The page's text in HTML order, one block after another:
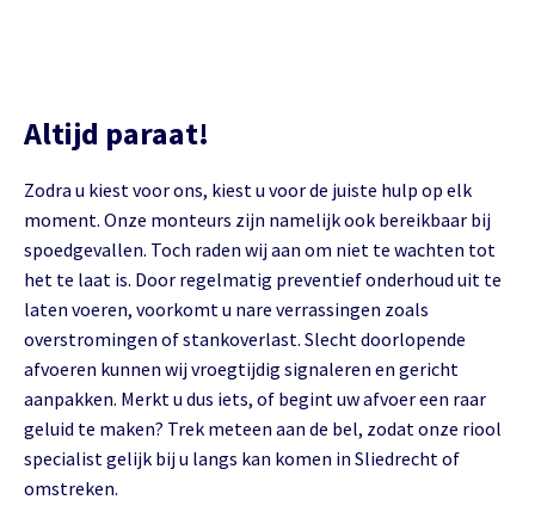
Altijd paraat!
Zodra u kiest voor ons, kiest u voor de juiste hulp op elk
moment. Onze monteurs zijn namelijk ook bereikbaar bij
spoedgevallen. Toch raden wij aan om niet te wachten tot
het te laat is. Door regelmatig preventief onderhoud uit te
laten voeren, voorkomt u nare verrassingen zoals
overstromingen of stankoverlast. Slecht doorlopende
afvoeren kunnen wij vroegtijdig signaleren en gericht
aanpakken. Merkt u dus iets, of begint uw afvoer een raar
geluid te maken? Trek meteen aan de bel, zodat onze riool
specialist gelijk bij u langs kan komen in Sliedrecht of